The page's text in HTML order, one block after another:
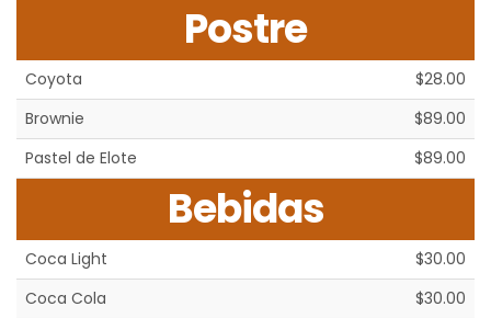
Postre
Coyota
$28.00
Brownie
$89.00
Pastel de Elote
$89.00
Bebidas
Coca Light
$30.00
Coca Cola
$30.00